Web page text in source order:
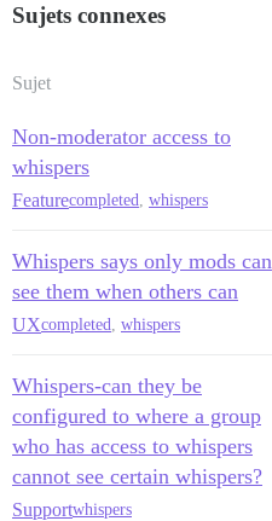
Sujets connexes
Sujet
Non-moderator access to
whispers
Featurecompleted, whispers
Whispers says only mods can
see them when others can
UXcompleted, whispers
Whispers-can they be
configured to where a group
who has access to whispers
cannot see certain whispers?
Supportwhispers